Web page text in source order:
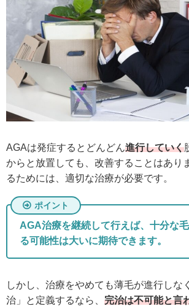
AGAは発症するとどんどん進行していく
からと放置しても、改善することはあり
るためには、適切な治療が必要です。
AGA治療を継続して行えば、十分な
る可能性は大いに期待できます。
しかし、治療をやめても薄毛が進行しな
治」と定義するなら、 完治は不可能と言